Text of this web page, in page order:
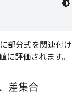
部分式を関連付け
に評価されます。
差集合